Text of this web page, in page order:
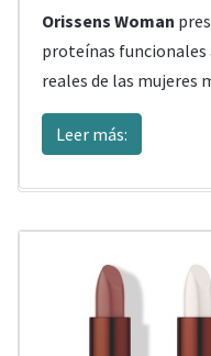
Orissens Woman
proteínas funcionales
reales de las mujeres
Leer más: